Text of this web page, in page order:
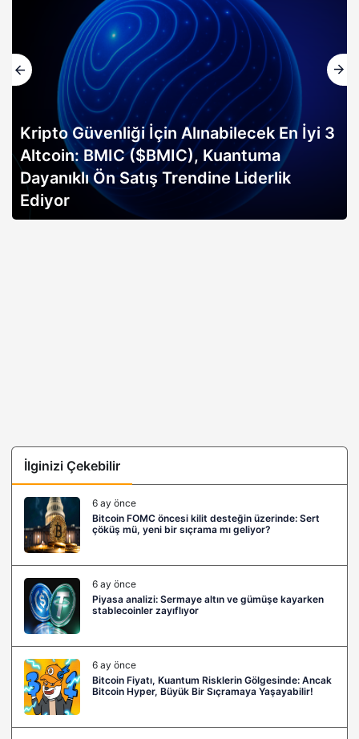
Kripto Güvenliği İçin Alınabilecek En İyi 3
Altcoin: BMIC ($BMIC), Kuantuma
Dayanıklı Ön Satış Trendine Liderlik
Ediyor
İlginizi Çekebilir
6 ay önce
Bitcoin FOMC öncesi kilit desteğin üzerinde: Sert
çöküş mü, yeni bir sıçrama mı geliyor?
6 ay önce
Piyasa analizi: Sermaye altın ve gümüşe kayarken
stablecoinler zayıflıyor
6 ay önce
Bitcoin Fiyatı, Kuantum Risklerin Gölgesinde: Ancak
Bitcoin Hyper, Büyük Bir Sıçramaya Yaşayabilir!